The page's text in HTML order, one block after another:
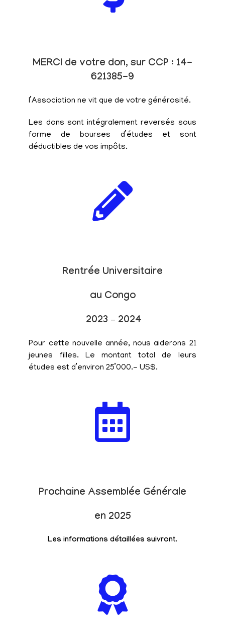
MERCI de votre don, sur CCP : 14-
621385-9
l’Association ne vit que de votre générosité.
Les dons sont intégralement reversés sous
forme de bourses d’études et sont
déductibles de vos impôts.
Rentrée Universitaire
au Congo
2023 – 2024
Pour cette nouvelle année, nous aiderons 21
jeunes filles. Le montant total de leurs
études est d’environ 25’000.- US$.
Prochaine Assemblée Générale
en 2025
Les informations détaillées suivront.